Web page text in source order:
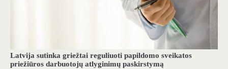
Latvija sutinka griežtai reguliuoti papildomo sveikatos
priežiūros darbuotojų atlyginimų paskirstymą